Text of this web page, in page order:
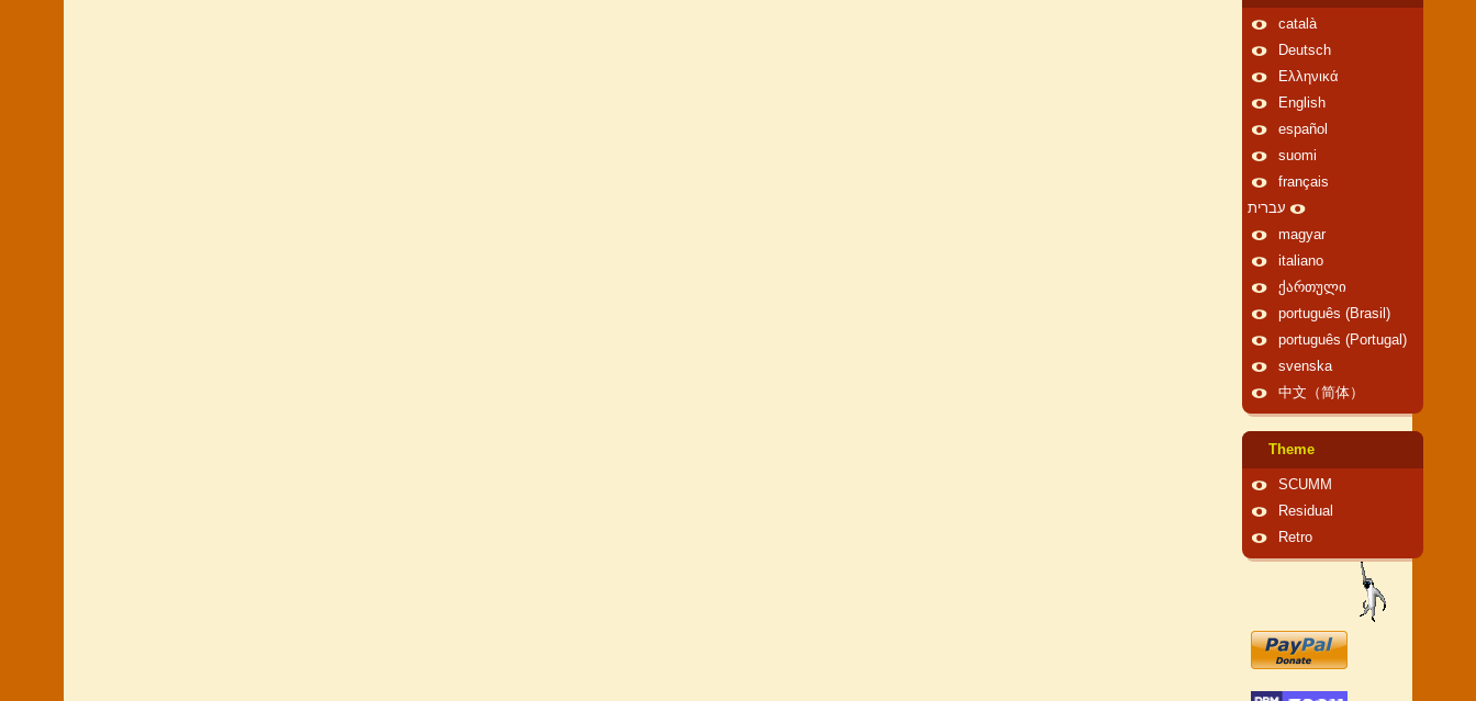
català
Deutsch
Ελληνικά
English
español
suomi
français
עברית
magyar
italiano
ქართული
português (Brasil)
português (Portugal)
svenska
中文（简体）
Theme
SCUMM
Residual
Retro